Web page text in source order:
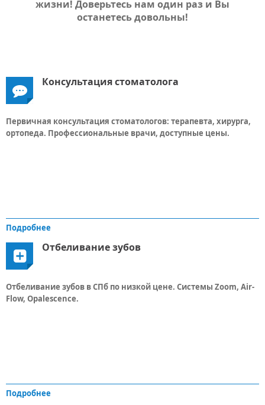
жизни! Доверьтесь нам один раз и Вы
останетесь довольны!
Консультация стоматолога
Первичная консультация стоматологов: терапевта, хирурга,
ортопеда. Профессиональные врачи, доступные цены.
Подробнее
Отбеливание зубов
Отбеливание зубов в СПб по низкой цене. Системы Zoom, Air-
Flow, Opalescence.
Подробнее